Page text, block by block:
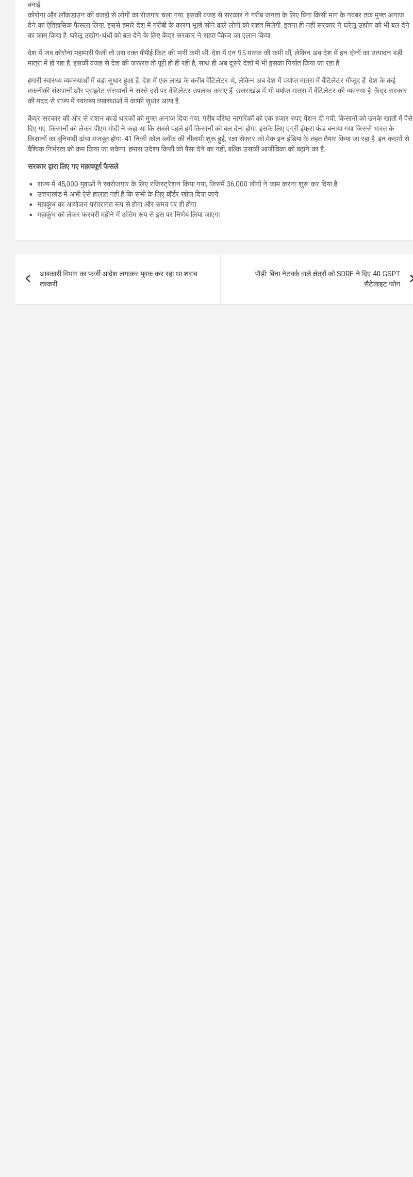
बनाईं.
कोरोना और लॉकडाउन की वजहों से लोगों का रोजगार चला गया. इसकी वजह से सरकार ने गरीब जनता के लिए बिना किसी मांग के नवंबर तक मुफ्त अनाज
देने का ऐतिहासिक फैसला लिया. इससे हमारे देश में गरीबी के कारण भूखे सोने वाले लोगों को राहत मिलेगी. इतना ही नहीं सरकार ने घरेलू उद्योग को भी बल देने
का काम किया है. घरेलू उद्योग-धंधों को बल देने के लिए केंद्र सरकार ने राहत पैकेज का एलान किया.
देश में जब कोरोना महामारी फैली तो उस वक्त पीपीई किट की भारी कमी थी. देश में एन 95 मास्क की कमी थी, लेकिन अब देश में इन दोनों का उत्पादन बड़ी
मात्रा में हो रहा है. इसकी वजह से देश की जरूरत तो पूरी हो ही रही है, साथ ही अब दूसरे देशों में भी इसका निर्यात किया जा रहा है.
हमारी स्वास्थ्य व्यवस्थाओं में बड़ा सुधार हुआ है. देश में एक लाख के करीब वेंटिलेटर थे, लेकिन अब देश में पर्याप्त मात्रा में वेंटिलेटर मौजूद हैं. देश के कई
तकनीकी संस्थानों और प्राइवेट संस्थानों ने सस्ते दरों पर वेंटिलेटर उपलब्ध कराए हैं. उत्तराखंड में भी पर्याप्त मात्रा में वेंटिलेटर की व्यवस्था है. केंद्र सरकार
की मदद से राज्य में स्वास्थ्य व्यवस्थाओं में काफी सुधार आया है.
केंद्र सरकार की ओर से राशन कार्ड धारकों को मुफ्त अनाज दिया गया. गरीब वरिष्ठ नागरिकों को एक हजार रुपए पेंशन दी गयी. किसानों को उनके खातों में पैसे
दिए गए. किसानों को लेकर पीएम मोदी ने कहा था कि सबसे पहले हमें किसानों को बल देना होगा. इसके लिए एग्री इंफ्रा फंड बनाया गया जिससे भारत के
किसानों का बुनियादी ढांचा मजबूत होगा. 41 निजी कोल ब्लॉक की नीलामी शुरू हुई, रक्षा सेक्टर को मेक इन इंडिया के तहत तैयार किया जा रहा है. इन कदमों से
वैश्विक निर्भरता को कम किया जा सकेगा. हमारा उदेश्य किसी को पैसा देने का नहीं, बल्कि उसकी आजीविका को बढ़ाने का है.
सरकार द्वारा लिए गए महत्वपूर्ण फैसले
राज्य में 45,000 युवाओं ने स्वरोजगार के लिए रजिस्ट्रेशन किया गया, जिसमें 36,000 लोगों ने काम करना शुरू कर दिया है
उत्तराखंड में अभी ऐसे हालात नहीं हैं कि सभी के लिए बॉर्डर खोल दिया जाये
महाकुंभ का आयोजन परंपरागत रूप से होगा और समय पर ही होगा
महाकुंभ को लेकर फरवरी महीने में अंतिम रूप से इस पर निर्णय लिया जाएगा
navigation
आबकारी विभाग का फर्जी आदेश लगाकर युवक कर रहा था शराब
तस्करी
पौड़ी: बिना नेटवर्क वाले क्षेत्रों को SDRF ने दिए 40 GSPT
सैटेलाइट फोन